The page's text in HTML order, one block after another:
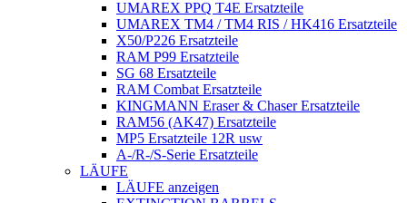
UMAREX PPQ T4E Ersatzteile
UMAREX TM4 / TM4 RIS / HK416 Ersatzteile
X50/P226 Ersatzteile
RAM P99 Ersatzteile
SG 68 Ersatzteile
RAM Combat Ersatzteile
KINGMANN Eraser & Chaser Ersatzteile
RAM56 (AK47) Ersatzteile
MP5 Ersatzteile 12R usw
A-/R-/S-Serie Ersatzteile
LÄUFE
LÄUFE anzeigen